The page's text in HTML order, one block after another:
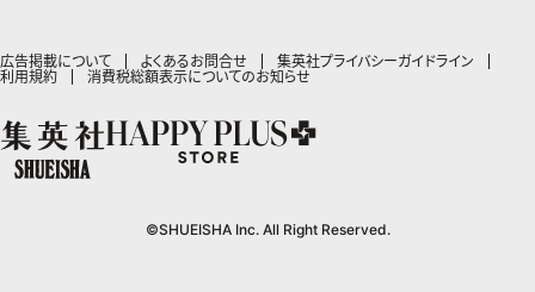
集英社ジャンプリミックス
ヤングジャンプ定期購読デジタル
ヤンジャン！
となりのヤングジャンプ
グランドジャンプ
別冊マーガレット
リマコミ
マンガMeets
マンガMee公式サイト
リマコミ
マンガMeets
Cookie
HAPPY PLUS ONE
MEN'S NON-NO
UOMO
kotoba
情報・知識＆オピニオン imidas
集英社Webマガジン コバルト
LEEマルシェ
eclat premium
mirabella
広告掲載について よくあるお問合せ
集英社プライバシーガイドライン
利用規約
消費税総額表示についてのお知らせ
©SHUEISHA Inc. All Right Reserved.